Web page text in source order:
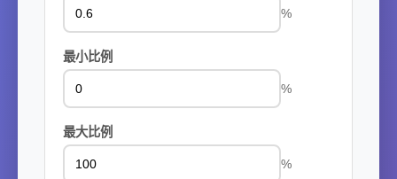
%
最小比例
%
最大比例
%